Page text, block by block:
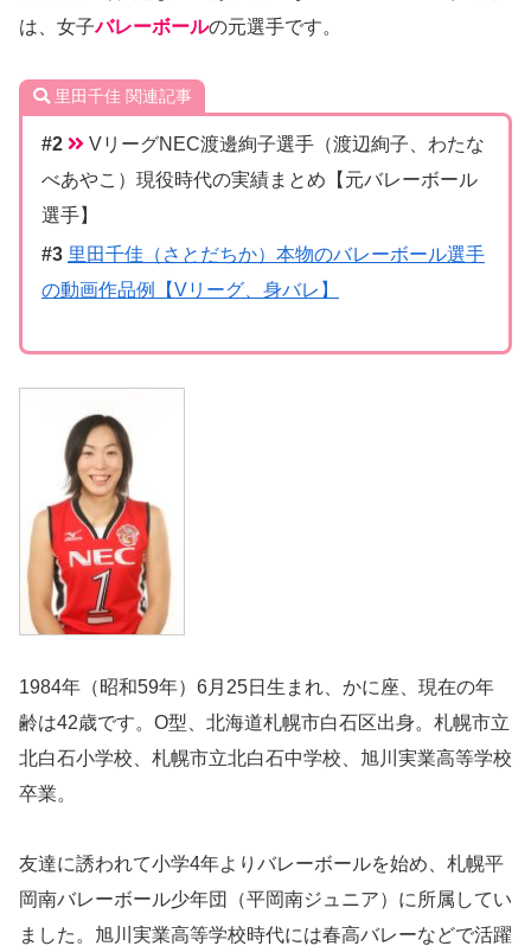
は、女子バレーボールの元選手です。
里田千佳 関連記事
VリーグNEC渡邊絢子選手（渡辺絢子、わたな
べあやこ）現役時代の実績まとめ【元バレーボール
選手】
里田千佳（さとだちか）本物のバレーボール選手
の動画作品例【Vリーグ、身バレ】
1984年（昭和59年）6月25日生まれ、かに座、現在の年
齢は42歳です。O型、北海道札幌市白石区出身。札幌市立
北白石小学校、札幌市立北白石中学校、旭川実業高等学校
卒業。
友達に誘われて小学4年よりバレーボールを始め、札幌平
岡南バレーボール少年団（平岡南ジュニア）に所属してい
ました。旭川実業高等学校時代には春高バレーなどで活躍